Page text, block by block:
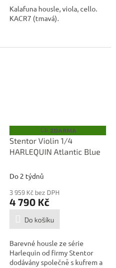
Kalafuna housle, viola, cello.
KACR7 (tmavá).
Z
D
A
R
ZDARMA
Stentor Violin 1/4
HARLEQUIN Atlantic Blue
Do 2 týdnů
3 959 Kč bez DPH
4 790 Kč
Do košíku
Barevné housle ze série
Harlequin od firmy Stentor
dodávány společně s kufrem a